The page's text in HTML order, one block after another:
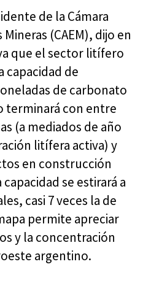
de la Cámara
(CAEM), dijo en
que el sector litífero
capacidad de
de carbonato
terminará con entre
(a mediados de año
litífera activa) y
en construcción
se estirará a
casi 7 veces la de
permite apreciar
y la concentración
argentino.